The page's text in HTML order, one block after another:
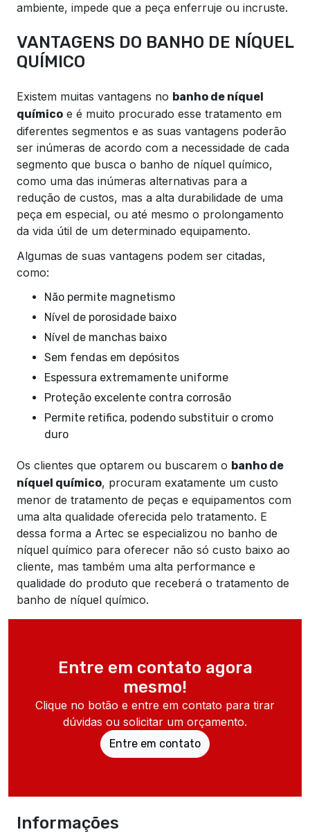
ambiente, impede que a peça enferruje ou incruste.
VANTAGENS DO BANHO DE NÍQUEL
QUÍMICO
Existem muitas vantagens no banho de níquel
químico e é muito procurado esse tratamento em
diferentes segmentos e as suas vantagens poderão
ser inúmeras de acordo com a necessidade de cada
segmento que busca o banho de níquel químico,
como uma das inúmeras alternativas para a
redução de custos, mas a alta durabilidade de uma
peça em especial, ou até mesmo o prolongamento
da vida útil de um determinado equipamento.
Algumas de suas vantagens podem ser citadas,
como:
Não permite magnetismo
Nível de porosidade baixo
Nível de manchas baixo
Sem fendas em depósitos
Espessura extremamente uniforme
Proteção excelente contra corrosão
Permite retifica, podendo substituir o cromo
duro
Os clientes que optarem ou buscarem o banho de
níquel químico, procuram exatamente um custo
menor de tratamento de peças e equipamentos com
uma alta qualidade oferecida pelo tratamento. E
dessa forma a Artec se especializou no banho de
níquel químico para oferecer não só custo baixo ao
cliente, mas também uma alta performance e
qualidade do produto que receberá o tratamento de
banho de níquel químico.
Entre em contato agora
mesmo!
Clique no botão e entre em contato para tirar
dúvidas ou solicitar um orçamento.
Entre em contato
Informações